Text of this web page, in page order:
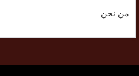
من نحن